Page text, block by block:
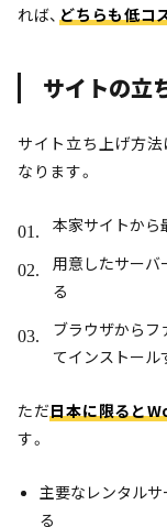
れば、どちらも低コ
サイトの立
サイト立ち上げ方
なります。
本家サイトから
用意したサーバ
る
ブラウザからフ
てインストール
ただ日本に限ると
す。
主要なレンタル
る